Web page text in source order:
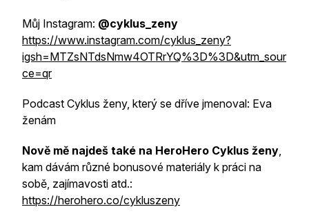
Můj Instagram: @cyklus_zeny
https://www.instagram.com/cyklus_zeny?
igsh=MTZsNTdsNmw4OTRrYQ%3D%3D&utm_sour
ce=qr
Podcast Cyklus ženy, který se dříve jmenoval: Eva
ženám
Nově mě najdeš také na HeroHero Cyklus ženy,
kam dávám různé bonusové materiály k práci na
sobě, zajímavosti atd.:
https://herohero.co/cykluszeny